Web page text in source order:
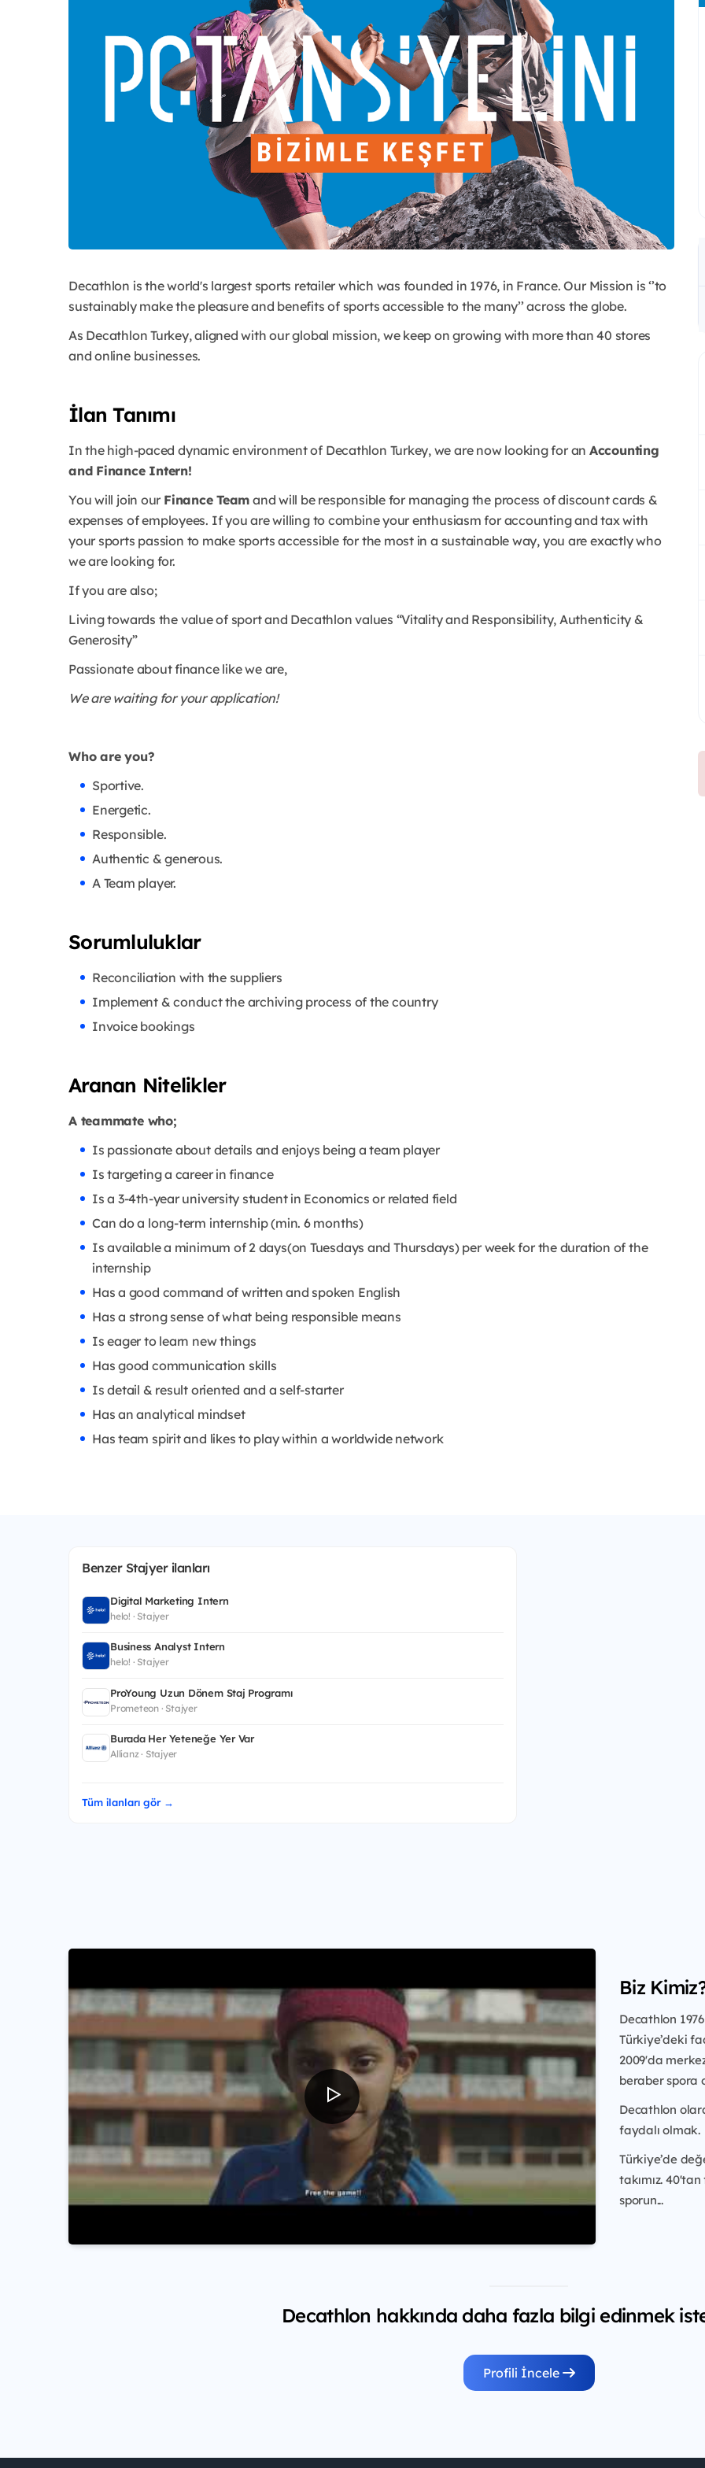
Decathlon is the world's largest sports retailer which was founded in 1976, in France. Our Mission is ‘’to
sustainably make the pleasure and benefits of sports accessible to the many’’ across the globe.
As Decathlon Turkey, aligned with our global mission, we keep on growing with more than 40 stores
and online businesses.
İlan Tanımı
In the high-paced dynamic environment of Decathlon Turkey, we are now looking for an Accounting
and Finance Intern!
You will join our Finance Team and will be responsible for managing the process of discount cards &
expenses of employees. If you are willing to combine your enthusiasm for accounting and tax with
your sports passion to make sports accessible for the most in a sustainable way, you are exactly who
we are looking for.
If you are also;
Living towards the value of sport and Decathlon values “Vitality and Responsibility, Authenticity &
Generosity”
Passionate about finance like we are,
We are waiting for your application!
Who are you?
Sportive.
Energetic.
Responsible.
Authentic & generous.
A Team player.
Sorumluluklar
Reconciliation with the suppliers
Implement & conduct the archiving process of the country
Invoice bookings
Aranan Nitelikler
A teammate who;
Is passionate about details and enjoys being a team player
Is targeting a career in finance
Is a 3-4th-year university student in Economics or related field
Can do a long-term internship (min. 6 months)
Is available a minimum of 2 days(on Tuesdays and Thursdays) per week for the duration of the
internship
Has a good command of written and spoken English
Has a strong sense of what being responsible means
Is eager to learn new things
Has good communication skills
Is detail & result oriented and a self-starter
Has an analytical mindset
Has team spirit and likes to play within a worldwide network
Benzer Stajyer ilanları
Digital Marketing Intern
helo! · Stajyer
Business Analyst Intern
helo! · Stajyer
ProYoung Uzun Dönem Staj Programı
Prometeon · Stajyer
Burada Her Yeteneğe Yer Var
Allianz · Stajyer
Tüm ilanları gör →
Biz
Decathlon
Türkiye’deki
2009'da
beraber spora
Decathlon
faydalı olmak.
Türkiye’de
takımız.
sporun...
Decathlon hakkında daha fazla bilgi edinmek
Profili İncele